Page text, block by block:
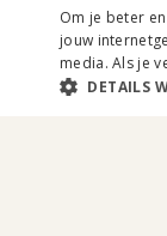
Ontmoet
Vergelijk
Krijg
Zet je
Om je beter
jouw
media. Als je
DETAILS